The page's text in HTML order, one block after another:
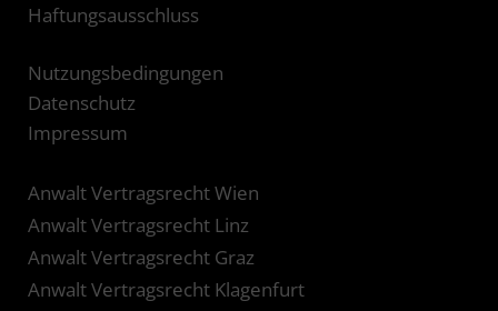
Haftungsausschluss
Nutzungsbedingungen
Datenschutz
Impressum
Anwalt Vertragsrecht Wien
Anwalt Vertragsrecht Linz
Anwalt Vertragsrecht Graz
Anwalt Vertragsrecht Klagenfurt